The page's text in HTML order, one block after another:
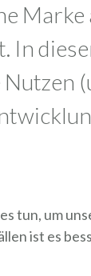
Marke
In
tun, um
ist es